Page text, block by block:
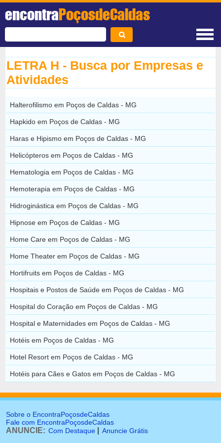
encontraPoçosdeCaldas
LETRA H - Busca por Empresas e
Atividades
Halterofilismo em Poços de Caldas - MG
Hapkido em Poços de Caldas - MG
Haras e Hipismo em Poços de Caldas - MG
Helicópteros em Poços de Caldas - MG
Hematologia em Poços de Caldas - MG
Hemoterapia em Poços de Caldas - MG
Hidroginástica em Poços de Caldas - MG
Hipnose em Poços de Caldas - MG
Home Care em Poços de Caldas - MG
Home Theater em Poços de Caldas - MG
Hortifruits em Poços de Caldas - MG
Hospitais e Postos de Saúde em Poços de Caldas - MG
Hospital do Coração em Poços de Caldas - MG
Hospital e Maternidades em Poços de Caldas - MG
Hotéis em Poços de Caldas - MG
Hotel Resort em Poços de Caldas - MG
Hotéis para Cães e Gatos em Poços de Caldas - MG
Sobre o EncontraPoçosdeCaldas
Fale com EncontraPoçosdeCaldas
ANUNCIE: Com Destaque Anuncie Grátis